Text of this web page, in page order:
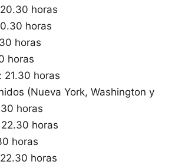
horas
horas
horas
horas
21.30 horas
(Nueva York, Washington y
horas
horas
horas
horas